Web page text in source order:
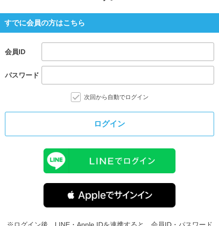
すでに会員の方はこちら
会員ID
パスワード
次回から自動でログイン
ログイン